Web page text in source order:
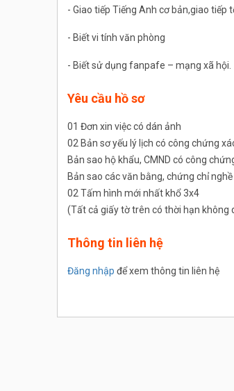
- Giao tiếp Tiếng Anh cơ bản,giao tiếp
- Biết vi tính văn phòng
- Biết sử dụng fanpafe – mạng xã hội.
Yêu cầu hồ sơ
01 Đơn xin việc có dán ảnh
02 Bản sơ yếu lý lịch có công chứng
Bản sao hộ khẩu, CMND có công
Bản sao các văn bằng, chứng chỉ
02 Tấm hình mới nhất khổ 3x4
(Tất cả giấy tờ trên có thời hạn không
Thông tin liên hệ
Đăng nhập để xem thông tin liên hệ